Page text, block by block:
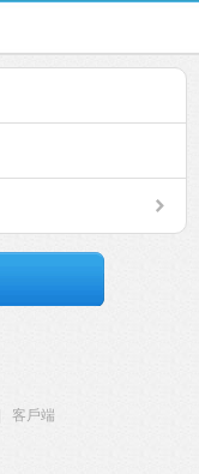
客戶端